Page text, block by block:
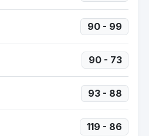
90 - 99
90 - 73
93 - 88
119 - 86